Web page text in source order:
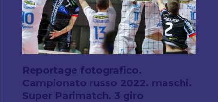
Reportage fotografico.
Campionato russo 2022. maschi.
Super Parimatch. 3 giro